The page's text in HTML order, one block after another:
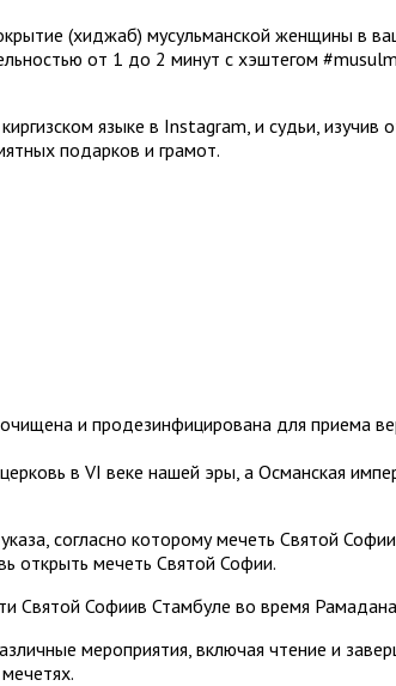
(хиджаб) мусульманской женщины в
от 1 до 2 минут с хэштегом
языке в Instagram, и судьи, изучив
подарков и грамот.
и продезинфицирована для приема
в VI веке нашей эры, а Османская
согласно которому мечеть Святой
открыть мечеть Святой Софии.
Святой Софиив Стамбуле во время
мероприятия, включая чтение и